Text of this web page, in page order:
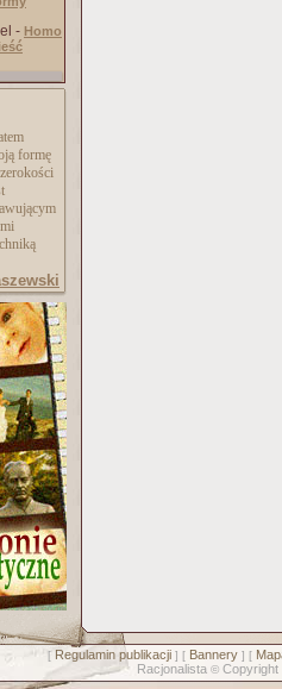
- Homo
formę
[ Regulamin publikacji] [ Bannery] [
Racjonalista © Copyright